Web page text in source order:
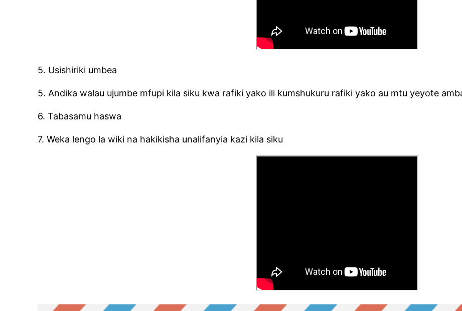
5. Usishiriki umbea
5. Andika walau ujumbe mfupi kila siku kwa rafiki yako ili kumshukuru rafiki yako au mtu yeyote
6. Tabasamu haswa
7. Weka lengo la wiki na hakikisha unalifanyia kazi kila siku